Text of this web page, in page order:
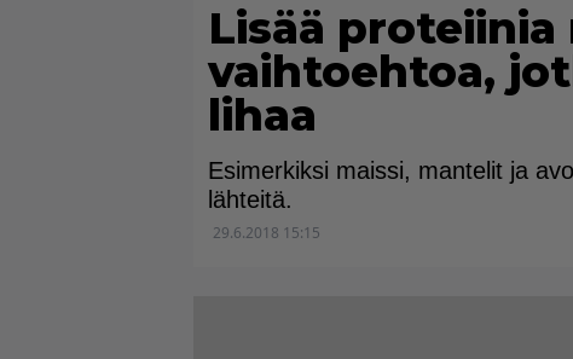
Lisää proteiinia
vaihtoehtoa,
lihaa
Esimerkiksi maissi, mantelit ja
lähteitä.
29.6.2018 15:15